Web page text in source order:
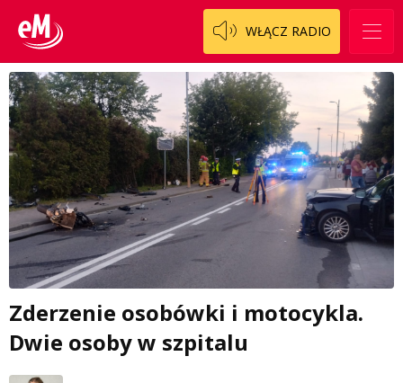
WŁĄCZ RADIO
Zderzenie osobówki i motocykla.
Dwie osoby w szpitalu